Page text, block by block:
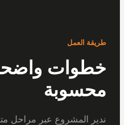
العمل
واضحة،
المشروع عبر مراحل مترابطة